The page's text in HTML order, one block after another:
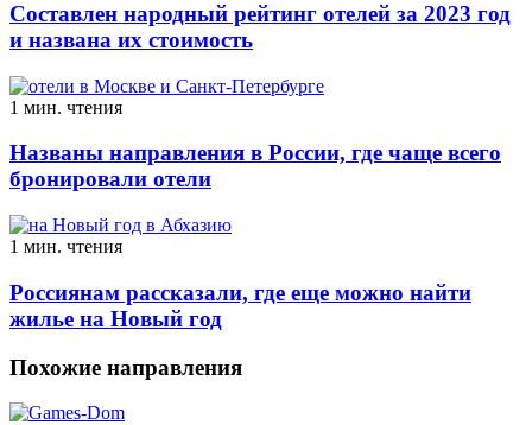
Составлен народный рейтинг отелей за 2023 год
и названа их стоимость
1 мин. чтения
Названы направления в России, где чаще всего
бронировали отели
1 мин. чтения
Россиянам рассказали, где еще можно найти
жилье на Новый год
Похожие направления